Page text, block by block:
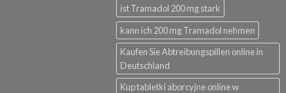
ist Tramadol 200 mg stark
kann ich 200 mg Tramadol nehmen
Kaufen Sie Abtreibungspillen online in
Deutschland
Kup tabletki aborcyjne online w